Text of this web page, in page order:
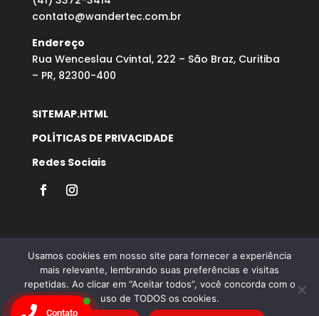
contato@wandertec.com.br
Endereço
Rua Wenceslau Cvintal, 222 – São Braz, Curitiba
– PR, 82300-400
SITEMAP.HTML
POLÍTICAS DE PRIVACIDADE
Redes Sociais
Desenvolvido por Agência Microsenior | Websites e
Posicionamento Google
Usamos cookies em nosso site para fornecer a experiência
mais relevante, lembrando suas preferências e visitas
repetidas. Ao clicar em “Aceitar todos”, você concorda com o
uso de TODOS os cookies.
Contato